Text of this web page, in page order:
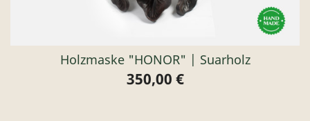
Holzmaske "HONOR" | Suarholz
Preis
350,00 €